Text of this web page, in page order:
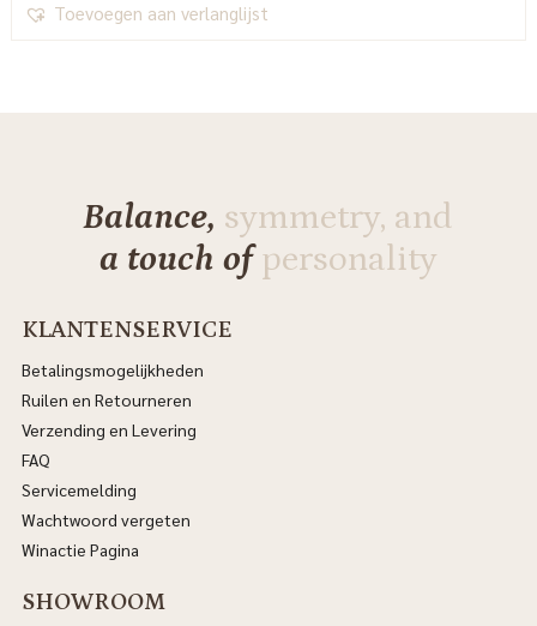
Toevoegen aan verlanglijst
Balance, symmetry, and
a touch ofpersonality
KLANTENSERVICE
Betalingsmogelijkheden
Ruilen en Retourneren
Verzending en Levering
FAQ
Servicemelding
Wachtwoord vergeten
Winactie Pagina
SHOWROOM